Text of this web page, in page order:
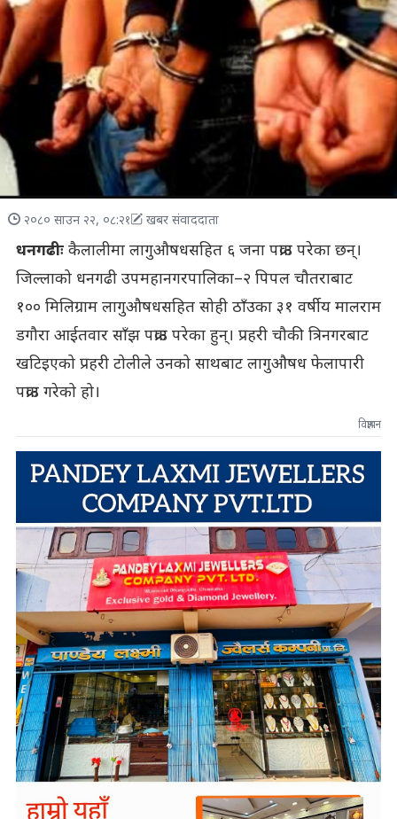
२०८० साउन २२, ०८:२१ खबर संवाददाता
धनगढीः कैलालीमा लागुऔषधसहित ६ जना पक्राउ परेका छन्।
जिल्लाको धनगढी उपमहानगरपालिका–२ पिपल चौतराबाट
१०० मिलिग्राम लागुऔषधसहित सोही ठाँउका ३१ वर्षीय मालराम
डगौरा आईतवार साँझ पक्राउ परेका हुन्। प्रहरी चौकी त्रिनगरबाट
खटिइएको प्रहरी टोलीले उनको साथबाट लागुऔषध फेलापारी
पक्राउ गरेको हो।
विज्ञापन